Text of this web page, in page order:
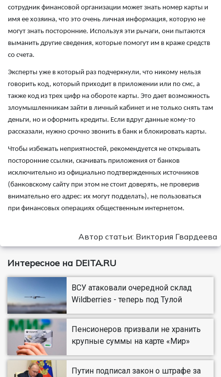
сотрудник финансовой организации может знать номер карты и
имя ее хозяина, что это очень личная информация, которую не
могут знать посторонние. Используя эти рычаги, они пытаются
выманить другие сведения, которые помогут им в краже средств
со счета.
Эксперты уже в который раз подчеркнули, что никому нельзя
говорить код, который приходит в приложении или по смс, а
также код из трех цифр на обороте карты. Это дает возможность
злоумышленникам зайти в личный кабинет и не только снять там
деньги, но и оформить кредиты. Если вдруг данные кому-то
рассказали, нужно срочно звонить в банк и блокировать карты.
Чтобы избежать неприятностей, рекомендуется не открывать
посторонние ссылки, скачивать приложения от банков
исключительно из официально подтвержденных источников
(банковскому сайту при этом не стоит доверять, не проверив
внимательно его адрес: их могут подделать), не пользоваться
при финансовых операциях общественным интернетом.
Автор статьи: Виктория Гвардеева
Интересное на DEITA.RU
ВСУ атаковали очередной склад
Wildberries - теперь под Тулой
Пенсионеров призвали не хранить
крупные суммы на карте «Мир»
Путин подписал закон о штрафе за